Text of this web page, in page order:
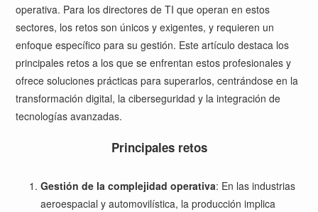
operativa. Para los directores de TI que operan en estos
sectores, los retos son únicos y exigentes, y requieren un
enfoque específico para su gestión. Este artículo destaca los
principales retos a los que se enfrentan estos profesionales y
ofrece soluciones prácticas para superarlos, centrándose en la
transformación digital, la ciberseguridad y la integración de
tecnologías avanzadas.
Principales retos
Gestión de la complejidad operativa: En las industrias
aeroespacial y automovilística, la producción implica